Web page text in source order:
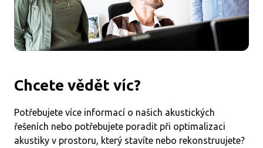
Chcete vědět víc?
Potřebujete více informací o našich akustických
řešeních nebo potřebujete poradit při optimalizaci
akustiky v prostoru, který stavíte nebo rekonstruujete?